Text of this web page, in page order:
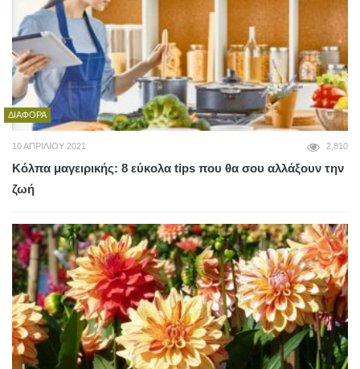
ΔΙΆΦΟΡΑ
10 ΑΠΡΙΛΊΟΥ 2021 2,810
Κόλπα μαγειρικής: 8 εύκολα tips που θα σου αλλάξουν την
ζωή